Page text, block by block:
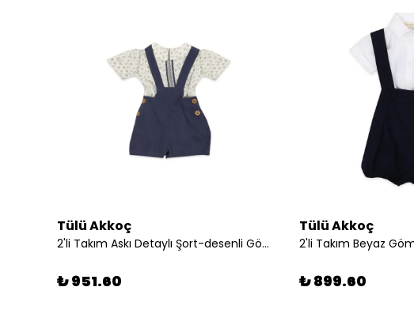
Tülü Akkoç
2'li Takım Askı Detaylı Şort-desenli Gömlek
₺ 951.60
Tülü Akkoç
₺ 899.60